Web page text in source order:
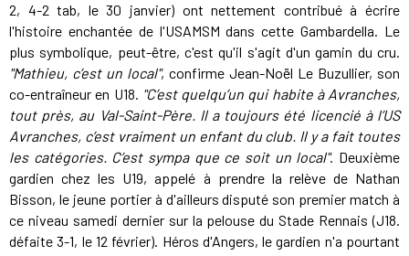
2, 4-2 tab, le 30 janvier) ont nettement contribué à écrire
l'histoire enchantée de l'USAMSM dans cette Gambardella. Le
plus symbolique, peut-être, c'est qu'il s'agit d'un gamin du cru.
"Mathieu, c’est un local", confirme Jean-Noël Le Buzullier, son
co-entraîneur en U18. "C’est quelqu’un qui habite à Avranches,
tout près, au Val-Saint-Père. Il a toujours été licencié à l’US
Avranches, c’est vraiment un enfant du club. Il y a fait toutes
les catégories. C’est sympa que ce soit un local". Deuxième
gardien chez les U19, appelé à prendre la relève de Nathan
Bisson, le jeune portier à d'ailleurs disputé son premier match à
ce niveau samedi dernier sur la pelouse du Stade Rennais (J18.
défaite 3-1, le 12 février). Héros d'Angers, le gardien n'a pourtant